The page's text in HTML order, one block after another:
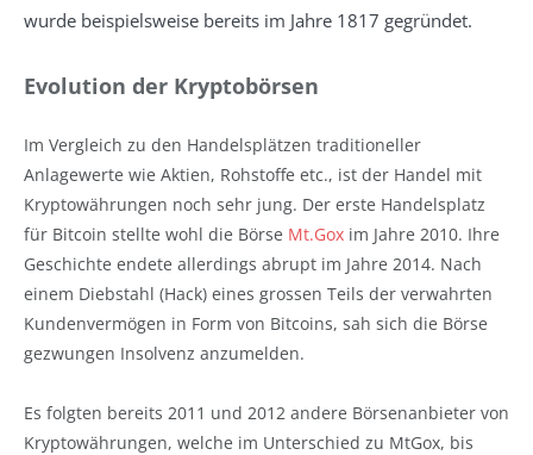
wurde beispielsweise bereits im Jahre 1817 gegründet.
Evolution der Kryptobörsen
Im Vergleich zu den Handelsplätzen traditioneller
Anlagewerte wie Aktien, Rohstoffe etc., ist der Handel mit
Kryptowährungen noch sehr jung. Der erste Handelsplatz
für Bitcoin stellte wohl die Börse Mt.Gox im Jahre 2010. Ihre
Geschichte endete allerdings abrupt im Jahre 2014. Nach
einem Diebstahl (Hack) eines grossen Teils der verwahrten
Kundenvermögen in Form von Bitcoins, sah sich die Börse
gezwungen Insolvenz anzumelden.
Es folgten bereits 2011 und 2012 andere Börsenanbieter von
Kryptowährungen, welche im Unterschied zu MtGox, bis